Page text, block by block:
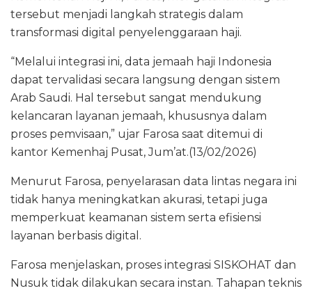
tersebut menjadi langkah strategis dalam
transformasi digital penyelenggaraan haji.
“Melalui integrasi ini, data jemaah haji Indonesia
dapat tervalidasi secara langsung dengan sistem
Arab Saudi. Hal tersebut sangat mendukung
kelancaran layanan jemaah, khususnya dalam
proses pemvisaan,” ujar Farosa saat ditemui di
kantor Kemenhaj Pusat, Jum’at.(13/02/2026)
Menurut Farosa, penyelarasan data lintas negara ini
tidak hanya meningkatkan akurasi, tetapi juga
memperkuat keamanan sistem serta efisiensi
layanan berbasis digital.
Farosa menjelaskan, proses integrasi SISKOHAT dan
Nusuk tidak dilakukan secara instan. Tahapan teknis